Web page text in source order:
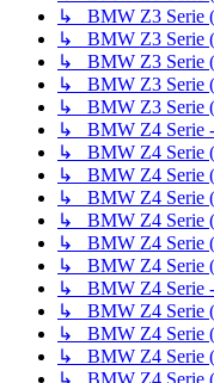
↳ BMW Z3 Serie
↳ BMW Z3 Serie
↳ BMW Z3 Serie
↳ BMW Z3 Serie
↳ BMW Z3 Serie
↳ BMW Z4 Serie
↳ BMW Z4 Serie
↳ BMW Z4 Serie
↳ BMW Z4 Serie
↳ BMW Z4 Serie
↳ BMW Z4 Serie
↳ BMW Z4 Serie
↳ BMW Z4 Serie
↳ BMW Z4 Serie
↳ BMW Z4 Serie
↳ BMW Z4 Serie
↳ BMW Z4 Serie